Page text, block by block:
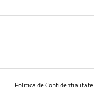
Politica de Confidențialitate